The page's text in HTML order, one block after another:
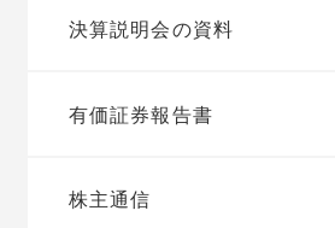
決算説明会の資料
有価証券報告書
株主通信